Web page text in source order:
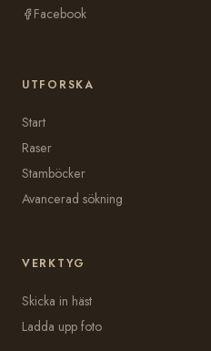
Facebook
UTFORSKA
Start
Raser
Stamböcker
Avancerad sökning
VERKTYG
Skicka in häst
Ladda upp foto